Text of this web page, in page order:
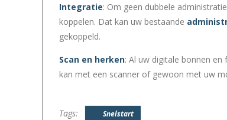
Integratie: Om geen dubbele
koppelen. Dat kan uw bestaande
gekoppeld.
Scan en herken: Al uw digitale bonnen en
kan met een scanner of gewoon met uw
Tags: Snelstart